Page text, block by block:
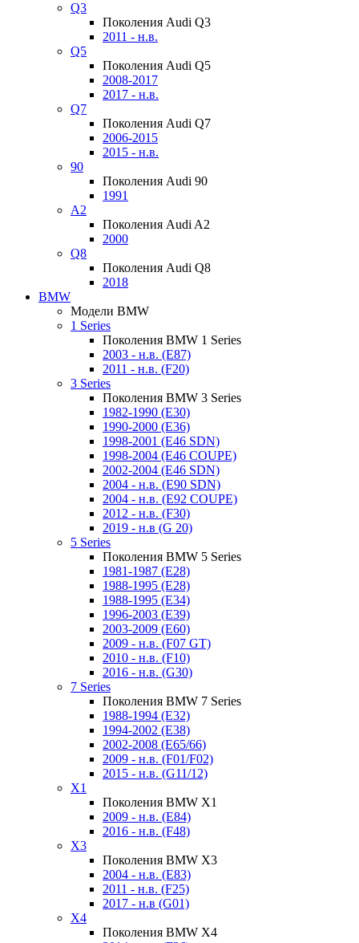
Q3
Поколения Audi Q3
2011 - н.в.
Q5
Поколения Audi Q5
2008-2017
2017 - н.в.
Q7
Поколения Audi Q7
2006-2015
2015 - н.в.
90
Поколения Audi 90
1991
A2
Поколения Audi A2
2000
Q8
Поколения Audi Q8
2018
BMW
Модели BMW
1 Series
Поколения BMW 1 Series
2003 - н.в. (E87)
2011 - н.в. (F20)
3 Series
Поколения BMW 3 Series
1982-1990 (E30)
1990-2000 (E36)
1998-2001 (E46 SDN)
1998-2004 (E46 COUPE)
2002-2004 (E46 SDN)
2004 - н.в. (E90 SDN)
2004 - н.в. (E92 COUPE)
2012 - н.в. (F30)
2019 - н.в (G 20)
5 Series
Поколения BMW 5 Series
1981-1987 (E28)
1988-1995 (E28)
1988-1995 (E34)
1996-2003 (E39)
2003-2009 (E60)
2009 - н.в. (F07 GT)
2010 - н.в. (F10)
2016 - н.в. (G30)
7 Series
Поколения BMW 7 Series
1988-1994 (E32)
1994-2002 (E38)
2002-2008 (E65/66)
2009 - н.в. (F01/F02)
2015 - н.в. (G11/12)
X1
Поколения BMW X1
2009 - н.в. (E84)
2016 - н.в. (F48)
X3
Поколения BMW X3
2004 - н.в. (E83)
2011 - н.в. (F25)
2017 - н.в (G01)
X4
Поколения BMW X4